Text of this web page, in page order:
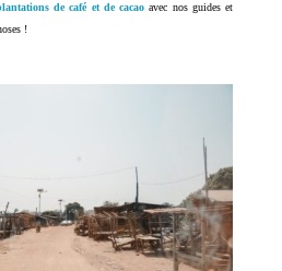
de café et de cacao avec nos guides et
!